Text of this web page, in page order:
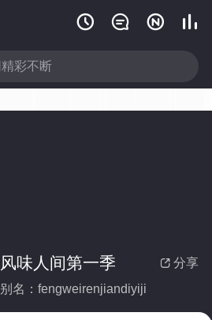
   
 分享
风味人间第一季
别名：fengweirenjiandiyiji